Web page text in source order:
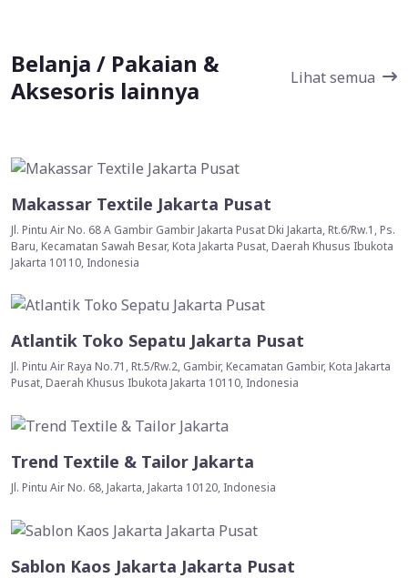
Belanja / Pakaian &
Aksesoris lainnya
Lihat semua
Makassar Textile Jakarta Pusat
Jl. Pintu Air No. 68 A Gambir Gambir Jakarta Pusat Dki Jakarta, Rt.6/Rw.1, Ps.
Baru, Kecamatan Sawah Besar, Kota Jakarta Pusat, Daerah Khusus Ibukota
Jakarta 10110, Indonesia
Atlantik Toko Sepatu Jakarta Pusat
Jl. Pintu Air Raya No.71, Rt.5/Rw.2, Gambir, Kecamatan Gambir, Kota Jakarta
Pusat, Daerah Khusus Ibukota Jakarta 10110, Indonesia
Trend Textile & Tailor Jakarta
Jl. Pintu Air No. 68, Jakarta, Jakarta 10120, Indonesia
Sablon Kaos Jakarta Jakarta Pusat